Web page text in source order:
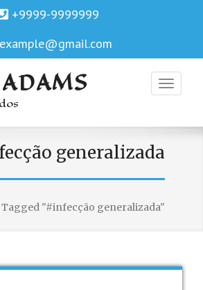
+9999-9999999
example@gmail.com
generalizada
Tagged "#infecção generalizada"